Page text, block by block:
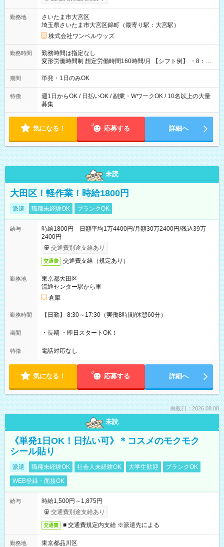
ンビニATMから 日払い分を引き落とせます！ 【試用期間】試
勤務地
さいたま市大宮区
埼玉県さいたま市大宮区錦町（最寄り駅：大宮駅）
株式会社ワンベルウッズ
勤務時間
勤務時間は指定なし
変形労働時間制 想定労働時間160時間/月 【シフト例】 ・8：00
～21：00
期間 単発・1日のみOK
特徴
週1日からOK / 日払いOK / 副業・WワークOK / 10名以上の大量
募集
気になる！ 応募する 詳細へ
未読
大田区！軽作業！時給1800円
派遣 職種未経験OK ブランクOK
給与
時給1800円 日額平均1万4400円/月額30万2400円/残込39万
2400円
交通費別途支給あり
交通費 交通費支給（規定あり）
勤務地
東京都大田区
流通センター駅から車
倉庫
勤務時間 【日勤】 8:30～17:30（実働8時間/休憩60分）
期間 ・長期 ・即日スタートOK！
特徴 電話対応なし
気になる！ 応募する 詳細へ
掲載日：2026.08.08
未読
《単発1日OK！日払い可》＊コスメのモクモク
シール貼り
派遣 職種未経験OK 社会人未経験OK 大学生歓迎
ブランクOK
WEB登録・面接OK
給与
時給1,500円～1,875円
交通費別途支給あり
交通費 ■ 交通費規定内支給 ※派遣先による
勤務地
東京都品川区